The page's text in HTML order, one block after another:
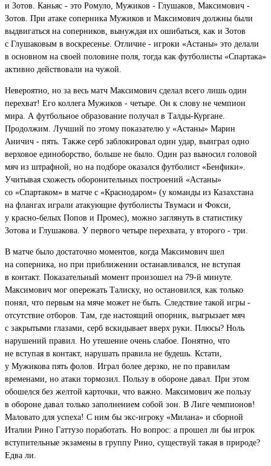
и Зотов. Каньяс - это Ромуло, Мужиков - Глушаков, Максимович -
Зотов. При атаке соперника Мужиков и Максимович должны были
выдвигаться на соперников, вынуждая их ошибаться, как и Зотов
с Глушаковым в воскресенье. Отличие - игроки «Астаны» это делали
в основном на своей половине поля, тогда как футболисты «Спартака»
активно действовали на чужой.
Невероятно, но за весь матч Максимович сделал всего лишь один
перехват! Его коллега Мужиков - четыре. Он к слову не чемпион
мира. А футбольное образование получал в Талды-Кургане.
Продолжим. Лучший по этому показателю у «Астаны» Марин
Аничич - пять. Также серб заблокировал один удар, выиграл одно
верховое единоборство, больше не было. Один раз выносил головой
мяч из штрафной, но на подборе оказался футболист «Бенфики».
Учитывая схожесть оборонительных построений «Астаны»
со «Спартаком» в матче с «Краснодаром» (у команды из Казахстана
на флангах играли атакующие футболисты Твумаси и Фокси,
у красно-белых Попов и Промес), можно заглянуть в статистику
Зотова и Глушакова. У первого четыре перехвата, у второго - три.
В матче было достаточно моментов, когда Максимович шел
на соперника, но при приближении останавливался, не вступая
в контакт. Показательный момент произошел на 79-й минуте.
Максимович мог опережать Талиску, но остановился, как только
понял, что первым на мяче может не быть. Следствие такой игры -
отсутствие отборов. Там, где настоящий опорник, выгрызает мяч
с закрытыми глазами, серб вскидывает вверх руки. Плюсы? Ноль
нарушений правил. Но утешение очень слабое. Понятно, что
не вступая в контакт, нарушать правила не будешь. Кстати,
у Мужикова пять фолов. Играл более дерзко, не по правилам
временами, но атаки тормозил. Пользу в обороне давал. При этом
обошелся без желтой карточки, что важно. Максимович же пользу
в обороне давал только заполнением собой зон. В Лиге чемпионов!
Маловато для успеха! С ним бы экс-игроку «Милана» и сборной
Италии Рино Гаттузо поработать. Но вопрос: а прошел ли бы игрок
вступительные экзамены в группу Рино, существуй такая в природе?
Едва ли.